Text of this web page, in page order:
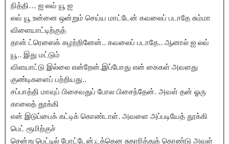
நித்தி… ஐ லவ் யூ ஐ
லவ் யூ உன்னை ஒன்றும் செய்ய மாட்டேன் கவலைப் படாதே சும்மா
விளையாட்டிற்குத்
தான் ட்ரெஸைக் கழற்றினேன்.. கவலைப் படாதே.. ஆனால் ஐ லவ்
யூ.. இது மட்டும்
விளயாட்டு இல்லை என்றேன்.இப்போது என் கைகள் அவளது
குண்டிகளைப் பற்றியது..
சப்பாத்தி மாவுப் பிசைவதுப் போல பிசைந்தேன். அவள் தன் ஓரு
காலைத் தூக்கி
என் இடுப்பைக் கட்டிக் கொண்டாள். அவளை அப்படியேத் தூக்கி
பெட் ரூமிற்குச்
சென்று பெட்டில் போட்டேன்.டக்கென சுதாரித்துக் கொண்டு அவள்